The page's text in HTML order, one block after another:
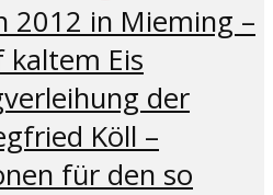
2012 in Mieming –
kaltem Eis
der
Köll –
für den so